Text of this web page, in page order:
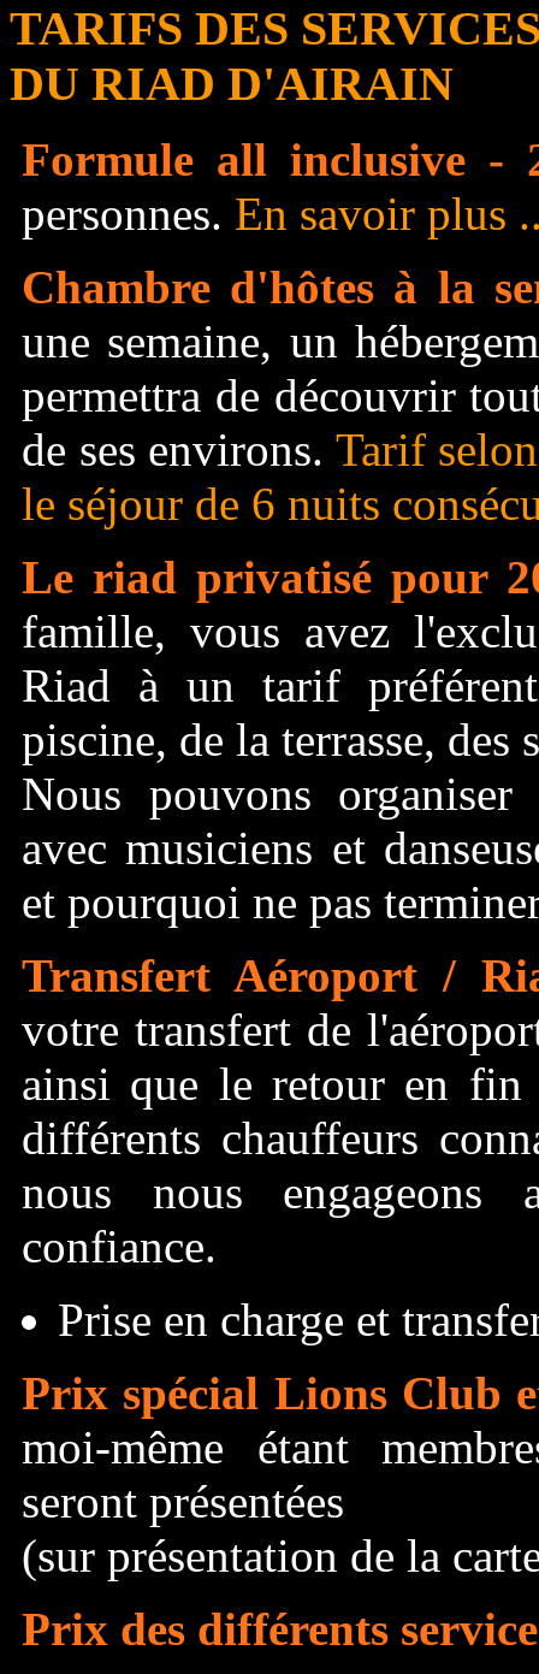
TARIFS DES
DU RIAD D'AIRAIN
Formule all inclusive -
personnes. En savoir plus
Chambre d'hôtes à la
une semaine, un
permettra de découvrir
de ses environs. Tarif
le séjour de 6 nuits
Le riad privatisé pour
famille, vous avez
Riad à un tarif
piscine, de la terrasse, des
Nous pouvons organiser
avec musiciens et
et pourquoi ne pas
Transfert Aéroport /
votre transfert de
ainsi que le retour en
différents chauffeurs
nous nous
confiance.
Prise en charge et
Prix spécial Lions Club
moi-même étant
seront présentées
(sur présentation de la
Prix des différents